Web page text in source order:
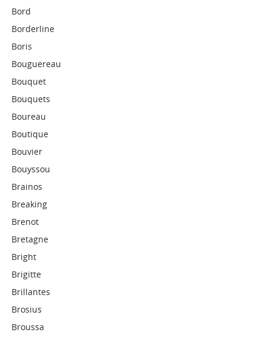
Bord
Borderline
Boris
Bouguereau
Bouquet
Bouquets
Boureau
Boutique
Bouvier
Bouyssou
Brainos
Breaking
Brenot
Bretagne
Bright
Brigitte
Brillantes
Brosius
Broussa